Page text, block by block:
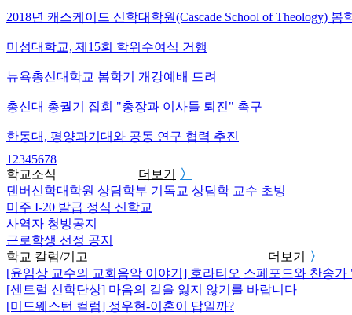
2018년 캐스케이드 신학대학원(Cascade School of Theology) 봄
미성대학교, 제15회 학위수여식 거행
뉴욕총신대학교 봄학기 개강예배 드려
총신대 총궐기 집회 "총장과 이사들 퇴진" 촉구
한동대, 평양과기대와 공동 연구 협력 추진
1 2345678
학교소식
더보기
〉
덴버신학대학원 상담학부 기독교 상담학 교수 초빙
미주 I-20 발급 정식 신학교
사역자 청빙공지
근로학생 선정 공지
학교 칼럼/기고
더보기
〉
[윤임상 교수의 교회음악 이야기] 호라티오 스페포드와 찬송
[센트럴 신학단상] 마음의 길을 잃지 않기를 바랍니다
[미드웨스턴 컬럼] 정우현-이혼이 답일까?